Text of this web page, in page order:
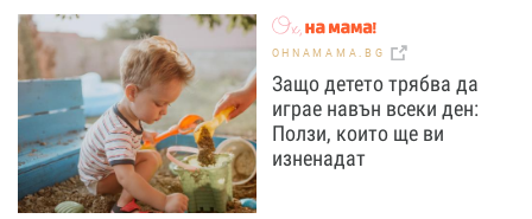
OHNAMAMA.BG
Защо детето трябва да
играе навън всеки ден:
Ползи, които ще ви
изненадат